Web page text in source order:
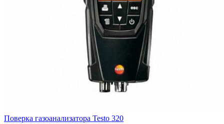
Поверка газоанализатора Testo 320